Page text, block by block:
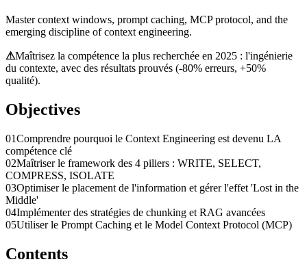
Master context windows, prompt caching, MCP protocol, and the
emerging discipline of context engineering.
⚠Maîtrisez la compétence la plus recherchée en 2025 : l'ingénierie
du contexte, avec des résultats prouvés (-80% erreurs, +50%
qualité).
Objectives
01Comprendre pourquoi le Context Engineering est devenu LA
compétence clé
02Maîtriser le framework des 4 piliers : WRITE, SELECT,
COMPRESS, ISOLATE
03Optimiser le placement de l'information et gérer l'effet 'Lost in the
Middle'
04Implémenter des stratégies de chunking et RAG avancées
05Utiliser le Prompt Caching et le Model Context Protocol (MCP)
Contents